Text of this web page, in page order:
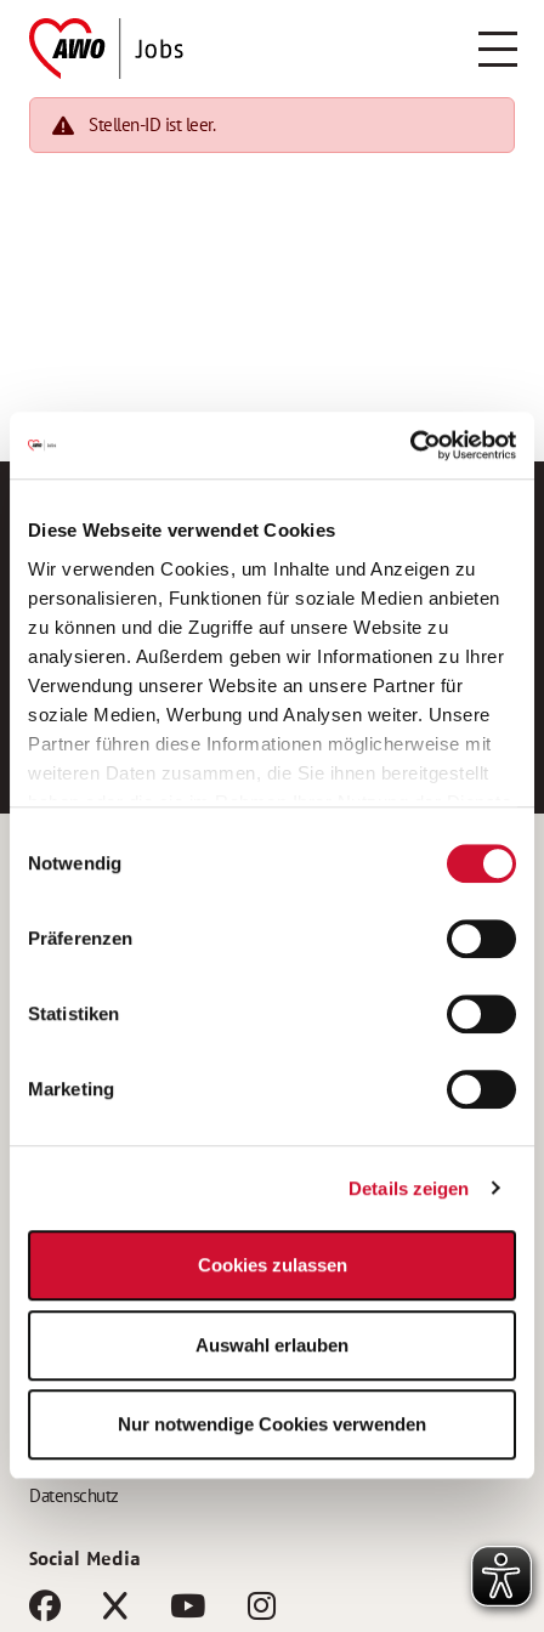
Diese Webseite verwendet Cookies
Wir verwenden Cookies, um Inhalte und Anzeigen zu
personalisieren, Funktionen für soziale Medien anbieten
zu können und die Zugriffe auf unsere Website zu
analysieren. Außerdem geben wir Informationen zu Ihrer
Verwendung unserer Website an unsere Partner für
soziale Medien, Werbung und Analysen weiter. Unsere
Partner führen diese Informationen möglicherweise mit
weiteren Daten zusammen, die Sie ihnen bereitgestellt
Wenn Sie auf „Cookies zulassen“ klicken, so stimmen
Sie der Speicherung sämtlicher Cookies zu. Sie können
Ihre Einwilligung selbstverständlich jederzeit widerrufen,
indem Sie die Cookie-Einstellungen aufrufen und diese
unsererDatenschutzerklärung
Notwendig
Präferenzen
Statistiken
Marketing
Details zeigen
Cookies zulassen
Auswahl erlauben
Nur notwendige Cookies verwenden
Stellen-ID ist leer.
Neue Stellen per E-Mail.
Ein kostenloser Service von AWO
Jobs.
E-Mail-Adresse eintragen
Betreiber der Webseite
Kantstraße 45a
(Ein Tochterunternehmen des AWO Bezirksverbandes Unterfranken
e.V.)
Bewerbung als Altenpflegehelfer*in
Bewerbung als Erzieher*in
AWO Gliederungen nach Bundesland
Impressum
Datenschutz
Social Media